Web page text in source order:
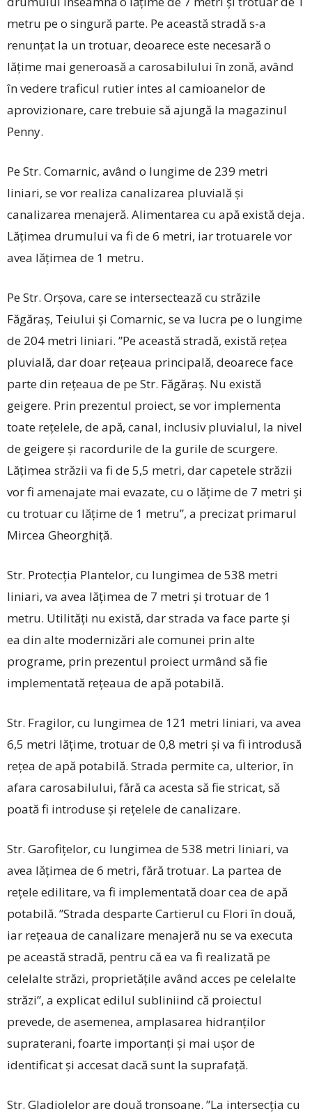
metru pe o singură parte. Pe această stradă s-a
renunțat la un trotuar, deoarece este necesară o
lățime mai generoasă a carosabilului în zonă, având
în vedere traficul rutier intes al camioanelor de
aprovizionare, care trebuie să ajungă la magazinul
Penny.
Pe Str. Comarnic, având o lungime de 239 metri
liniari, se vor realiza canalizarea pluvială și
canalizarea menajeră. Alimentarea cu apă există deja.
Lățimea drumului va fi de 6 metri, iar trotuarele vor
avea lățimea de 1 metru.
Pe Str. Orșova, care se intersectează cu străzile
Făgăraș, Teiului și Comarnic, se va lucra pe o lungime
de 204 metri liniari. ”Pe această stradă, există rețea
pluvială, dar doar rețeaua principală, deoarece face
parte din rețeaua de pe Str. Făgăraș. Nu există
geigere. Prin prezentul proiect, se vor implementa
toate rețelele, de apă, canal, inclusiv pluvialul, la nivel
de geigere și racordurile de la gurile de scurgere.
Lățimea străzii va fi de 5,5 metri, dar capetele străzii
vor fi amenajate mai evazate, cu o lățime de 7 metri și
cu trotuar cu lățime de 1 metru”, a precizat primarul
Mircea Gheorghiță.
Str. Protecția Plantelor, cu lungimea de 538 metri
liniari, va avea lățimea de 7 metri și trotuar de 1
metru. Utilități nu există, dar strada va face parte și
ea din alte modernizări ale comunei prin alte
programe, prin prezentul proiect urmând să fie
implementată rețeaua de apă potabilă.
Str. Fragilor, cu lungimea de 121 metri liniari, va avea
6,5 metri lățime, trotuar de 0,8 metri și va fi introdusă
rețea de apă potabilă. Strada permite ca, ulterior, în
afara carosabilului, fără ca acesta să fie stricat, să
poată fi introduse și rețelele de canalizare.
Str. Garofițelor, cu lungimea de 538 metri liniari, va
avea lățimea de 6 metri, fără trotuar. La partea de
rețele edilitare, va fi implementată doar cea de apă
potabilă. ”Strada desparte Cartierul cu Flori în două,
iar rețeaua de canalizare menajeră nu se va executa
pe această stradă, pentru că ea va fi realizată pe
celelalte străzi, proprietățile având acces pe celelalte
străzi”, a explicat edilul subliniind că proiectul
prevede, de asemenea, amplasarea hidranților
supraterani, foarte importanți și mai ușor de
identificat și accesat dacă sunt la suprafață.
Str. Gladiolelor are două tronsoane. ”La inter­secția cu